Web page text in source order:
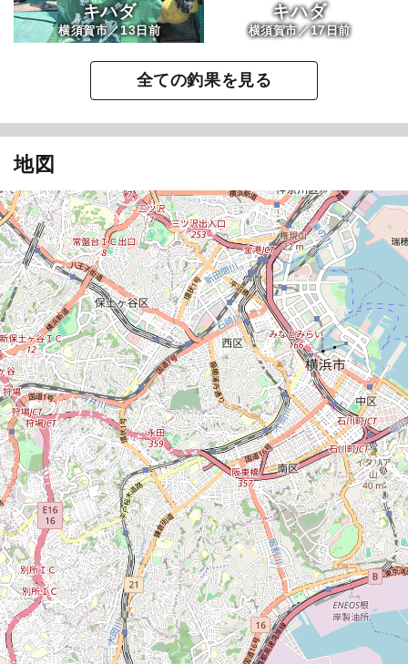
キハダ
横須賀市／13日前
キハダ
横須賀市／17日前
全ての釣果を見る
地図